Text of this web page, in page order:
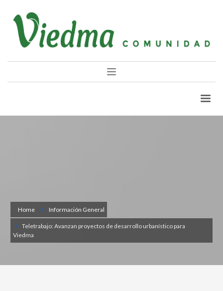
Home Información General
Teletrabajo: Avanzan proyectos de desarrollo urbanístico para
Viedma